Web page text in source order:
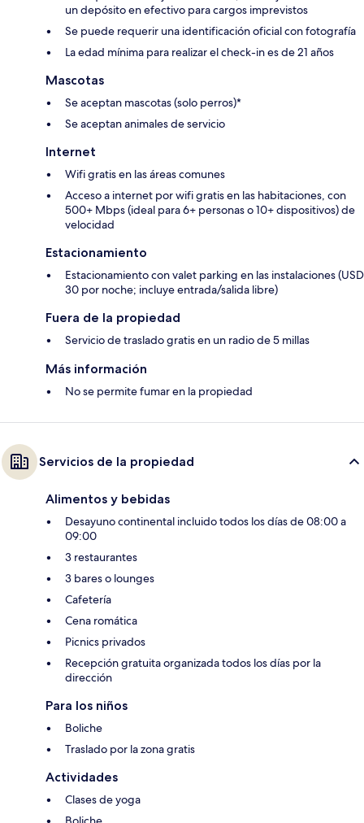
un depósito en efectivo para cargos imprevistos
Se puede requerir una identificación oficial con fotografía
La edad mínima para realizar el check-in es de 21 años
Mascotas
Se aceptan mascotas (solo perros)*
Se aceptan animales de servicio
Internet
Wifi gratis en las áreas comunes
Acceso a internet por wifi gratis en las habitaciones, con
500+ Mbps (ideal para 6+ personas o 10+ dispositivos) de
velocidad
Estacionamiento
Estacionamiento con valet parking en las instalaciones (USD
30 por noche; incluye entrada/salida libre)
Fuera de la propiedad
Servicio de traslado gratis en un radio de 5 millas
Más información
No se permite fumar en la propiedad
Servicios de la propiedad
Alimentos y bebidas
Desayuno continental incluido todos los días de 08:00 a
09:00
3 restaurantes
3 bares o lounges
Cafetería
Cena romática
Picnics privados
Recepción gratuita organizada todos los días por la
dirección
Para los niños
Boliche
Traslado por la zona gratis
Actividades
Clases de yoga